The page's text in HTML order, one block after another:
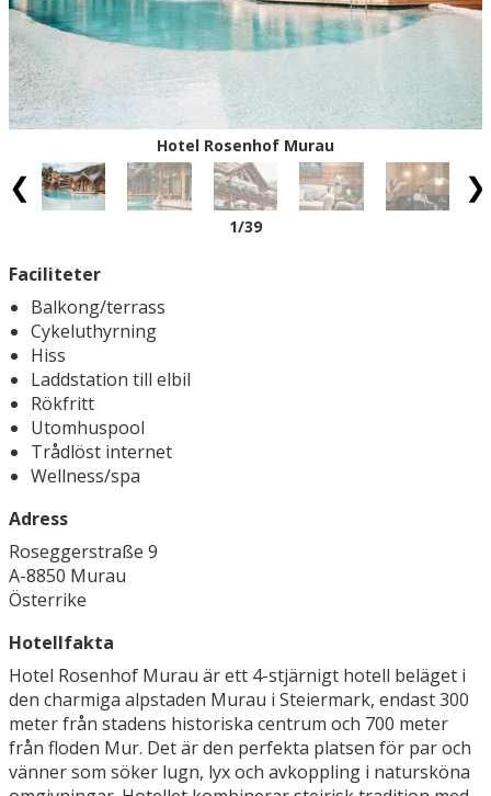
Hotel Rosenhof Murau
1/39
Faciliteter
Balkong/terrass
Cykeluthyrning
Hiss
Laddstation till elbil
Rökfritt
Utomhuspool
Trådlöst internet
Wellness/spa
Adress
Roseggerstraße 9
A-8850 Murau
Österrike
Hotellfakta
Hotel Rosenhof Murau är ett 4-stjärnigt hotell beläget i
den charmiga alpstaden Murau i Steiermark, endast 300
meter från stadens historiska centrum och 700 meter
från floden Mur. Det är den perfekta platsen för par och
vänner som söker lugn, lyx och avkoppling i natursköna